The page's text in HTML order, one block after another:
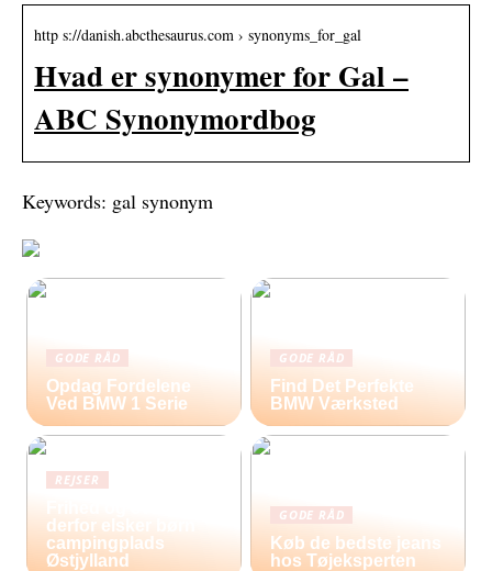
http s://danish.abcthesaurus.com › synonyms_for_gal
Hvad er synonymer for Gal –
ABC Synonymordbog
Keywords: gal synonym
GODE RÅD
Opdag Fordelene
Ved BMW 1 Serie
GODE RÅD
Find Det Perfekte
BMW Værksted
REJSER
derfor elsker børn
campingplads
Østjylland
GODE RÅD
Køb de bedste jeans
hos Tøjeksperten